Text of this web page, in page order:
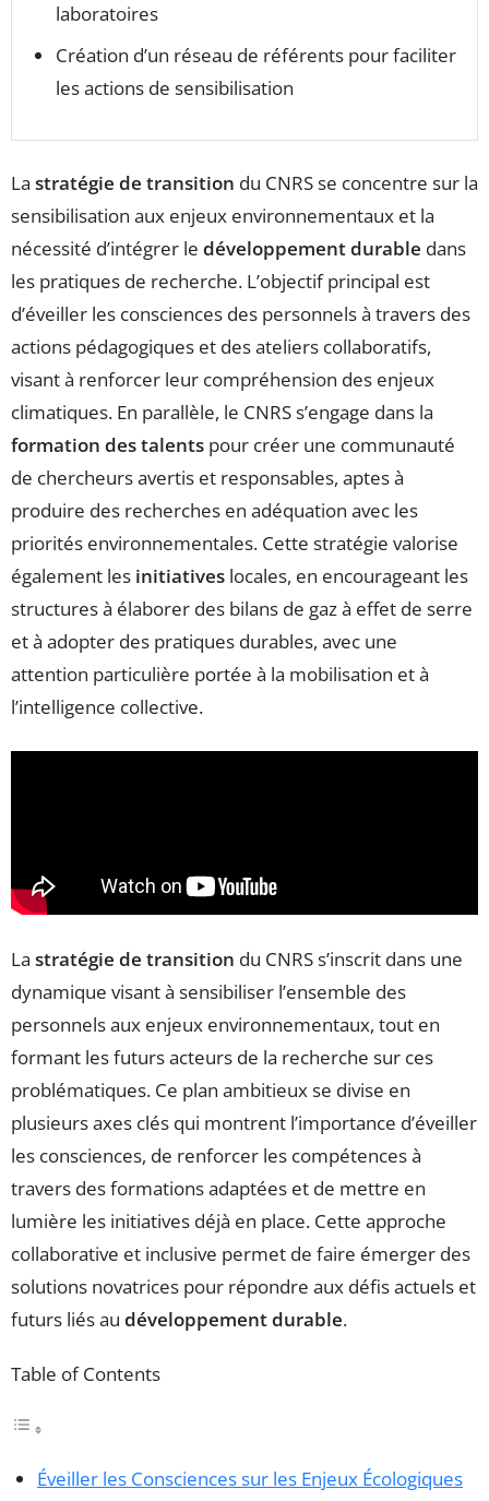
laboratoires
Création d’un réseau de référents pour faciliter
les actions de sensibilisation
La stratégie de transition du CNRS se concentre sur la
sensibilisation aux enjeux environnementaux et la
nécessité d’intégrer le développement durable dans
les pratiques de recherche. L’objectif principal est
d’éveiller les consciences des personnels à travers des
actions pédagogiques et des ateliers collaboratifs,
visant à renforcer leur compréhension des enjeux
climatiques. En parallèle, le CNRS s’engage dans la
formation des talents pour créer une communauté
de chercheurs avertis et responsables, aptes à
produire des recherches en adéquation avec les
priorités environnementales. Cette stratégie valorise
également les initiatives locales, en encourageant les
structures à élaborer des bilans de gaz à effet de serre
et à adopter des pratiques durables, avec une
attention particulière portée à la mobilisation et à
l’intelligence collective.
La stratégie de transition du CNRS s’inscrit dans une
dynamique visant à sensibiliser l’ensemble des
personnels aux enjeux environnementaux, tout en
formant les futurs acteurs de la recherche sur ces
problématiques. Ce plan ambitieux se divise en
plusieurs axes clés qui montrent l’importance d’éveiller
les consciences, de renforcer les compétences à
travers des formations adaptées et de mettre en
lumière les initiatives déjà en place. Cette approche
collaborative et inclusive permet de faire émerger des
solutions novatrices pour répondre aux défis actuels et
futurs liés au développement durable.
Table of Contents
Éveiller les Consciences sur les Enjeux Écologiques